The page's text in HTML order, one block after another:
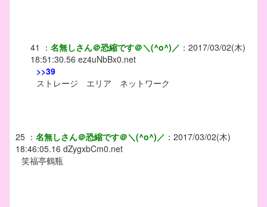
41 ： 名無しさん＠恐縮です＠＼(^o^)／ ： 2017/03/02(木)
18:51:30.56 ez4uNbBx0.net
>>39
ストレージ エリア ネットワーク
25 ： 名無しさん＠恐縮です＠＼(^o^)／ ： 2017/03/02(木)
18:46:05.16 dZygxbCm0.net
笑福亭鶴瓶